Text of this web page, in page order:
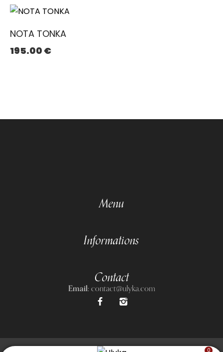
0
NOTA TONKA
195.00 €
Menu
Informations
Contact
Email:contact@ulyka.com